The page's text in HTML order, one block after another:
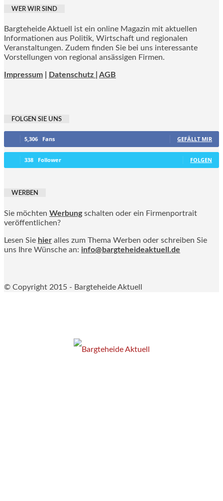
WER WIR SIND
Bargteheide Aktuell ist ein online Magazin mit aktuellen
Informationen aus Politik, Wirtschaft und regionalen
Veranstaltungen. Zudem finden Sie bei uns interessante
Vorstellungen von regional ansässigen Firmen.
Impressum Datenschutz | AGB
FOLGEN SIE UNS
5,306 Fans GEFÄLLT MIR
338 Follower FOLGEN
WERBEN
Sie möchten Werbung schalten oder ein Firmenportrait
veröffentlichen?
Lesen Sie hier alles zum Thema Werben oder schreiben Sie
uns Ihre Wünsche an: info@bargteheideaktuell.de
© Copyright 2015 - Bargteheide Aktuell